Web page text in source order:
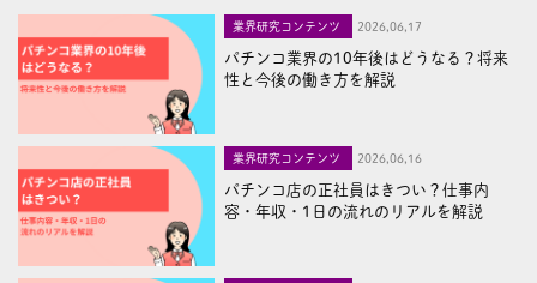
業界研究コンテンツ 2026,06,17
パチンコ業界の10年後はどうなる？将来
性と今後の働き方を解説
業界研究コンテンツ 2026,06,16
パチンコ店の正社員はきつい？仕事内
容・年収・1日の流れのリアルを解説